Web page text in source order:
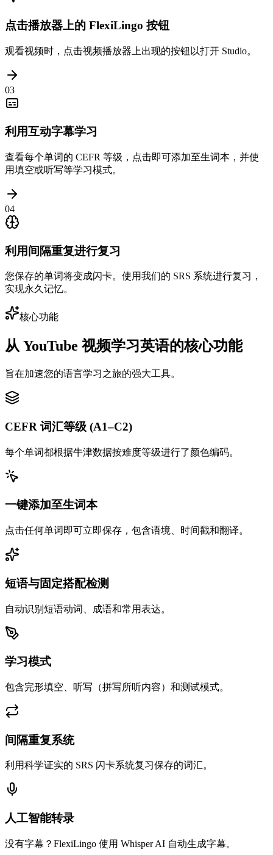
点击播放器上的 FlexiLingo 按钮
观看视频时，点击视频播放器上出现的按钮以打开 Studio。
03
利用互动字幕学习
查看每个单词的 CEFR 等级，点击即可添加至生词本，并使
用填空或听写等学习模式。
04
利用间隔重复进行复习
您保存的单词将变成闪卡。使用我们的 SRS 系统进行复习，
实现永久记忆。
核心功能
从 YouTube 视频学习英语的核心功能
旨在加速您的语言学习之旅的强大工具。
CEFR 词汇等级 (A1–C2)
每个单词都根据牛津数据按难度等级进行了颜色编码。
一键添加至生词本
点击任何单词即可立即保存，包含语境、时间戳和翻译。
短语与固定搭配检测
自动识别短语动词、成语和常用表达。
学习模式
包含完形填空、听写（拼写所听内容）和测试模式。
间隔重复系统
利用科学证实的 SRS 闪卡系统复习保存的词汇。
人工智能转录
没有字幕？FlexiLingo 使用 Whisper AI 自动生成字幕。